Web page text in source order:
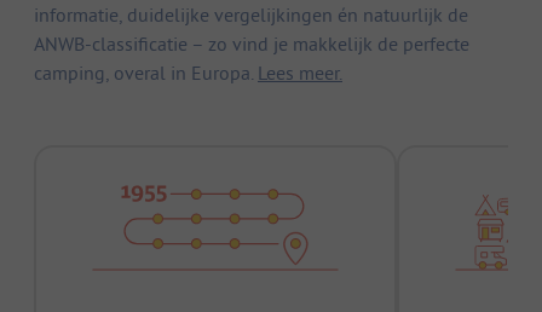
informatie, duidelijke vergelijkingen én natuurlijk de
ANWB-classificatie – zo vind je makkelijk de perfecte
camping, overal in Europa. Lees meer.